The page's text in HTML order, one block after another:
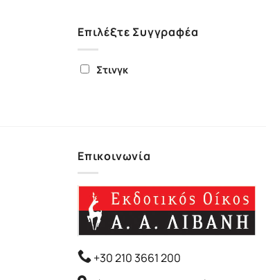
Επιλέξτε Συγγραφέα
Στινγκ
Επικοινωνία
+30 210 3661 200